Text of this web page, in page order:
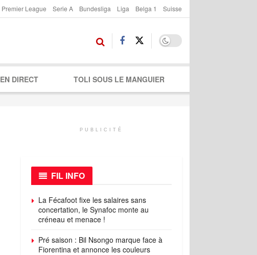
Premier League Serie A Bundesliga Liga Belga 1 Suisse
EN DIRECT TOLI SOUS LE MANGUIER
PUBLICITÉ
FIL INFO
La Fécafoot fixe les salaires sans
concertation, le Synafoc monte au
créneau et menace !
Pré saison : Bil Nsongo marque face à
Fiorentina et annonce les couleurs